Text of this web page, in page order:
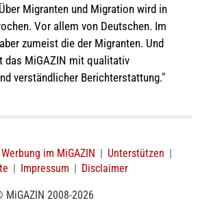
Migranten und Migration wird in
Vor allem von Deutschen. Im
zumeist die der Migranten. Und
das MiGAZIN mit qualitativ
verständlicher Berichterstattung."
Werbung im MiGAZIN | Unterstützen |
| Impressum | Disclaimer
MiGAZIN 2008-2026